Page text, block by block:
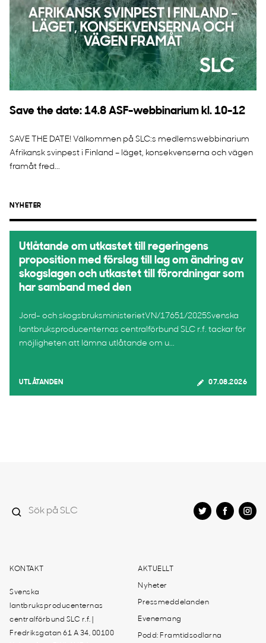
Save the date: 14.8 ASF-webbinarium kl. 10-12
SAVE THE DATE! Välkommen på SLC:s medlemswebbinarium
Afrikansk svinpest i Finland – läget, konsekvenserna och vägen
framåt fred...
NYHETER
Utlåtande om utkastet till regeringens
proposition med förslag till lag om ändring av
skogslagen och utkastet till förordningar som
har samband med den
Jord- och skogsbruksministerietVN/17651/2025Svenska
lantbruksproducenternas centralförbund SLC r.f. tackar för
möjligheten att lämna utlåtande om u...
UTLÅTANDEN 07.08.2026
KONTAKT
Svenska
lantbruksproducenternas
centralförbund SLC r.f. |
Fredriksgatan 61 A 34, 00100
AKTUELLT
Nyheter
Pressmeddelanden
Evenemang
Podd: Framtidsodlarna